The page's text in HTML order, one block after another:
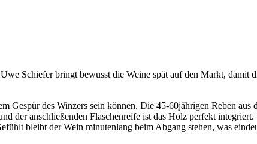
Schiefer bringt bewusst die Weine spät auf den Markt, damit
Gespür des Winzers sein können. Die 45-60jährigen Reben
anschließenden Flaschenreife ist das Holz perfekt
bleibt der Wein minutenlang beim Abgang stehen, was